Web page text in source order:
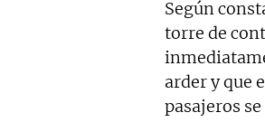
Según
torre de
arder y que
pasajeros